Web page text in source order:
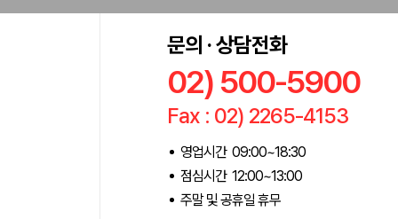
문의 · 상담전화
02) 500-5900
Fax : 02) 2265-4153
영업시간 09:00~18:30
점심시간 12:00~13:00
주말 및 공휴일 휴무